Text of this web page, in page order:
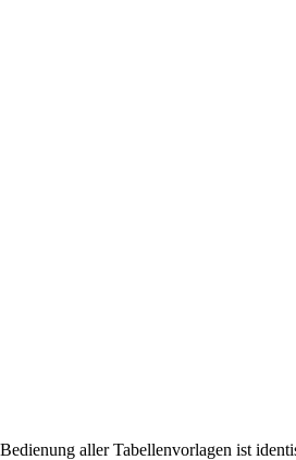
aller Tabellenvorlagen ist